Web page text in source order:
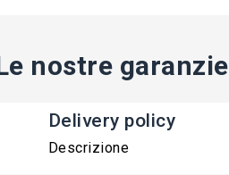
nostre garanzie
Delivery policy
Descrizione